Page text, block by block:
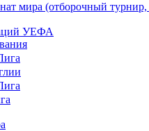
мира (отборочный
УЕФА